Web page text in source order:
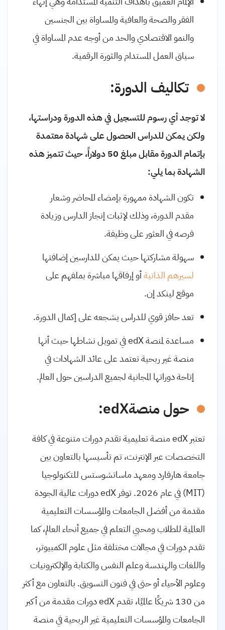
الفقر والصحة والعافية والمساواة بين الجنسين
والنمو الاقتصادي والحد من أوجه عدم المساواة في
سياق العمل المستدام والثورة الرقمية.
تكاليف الدورة:
لا توجد أي رسوم للتسجيل في هذه الدورة ودراستها،
ولكن يمكن للدراس الحصول على شهادة معتمدة
بإتمام الدورة مقابل مبلغ 50 دولاراً، حيث تتميز هذه
الشهادة بما يلي:
تكون الشهادة ممهورة بإمضاء المحاضر وشعار
مقدم الدورة، وذلك لإثبات إنجاز الدارس وزيادة
فرصه في العثور على وظيفة.
سهولة مشاركتها حيث يمكن للدارسين إضافتها
لسيرهم الذاتيةأو إرفاقها مباشرة بملفهم على
موقع لينكدإن.
تعد حافز قوي للدراس يشجعه على إكمال الدورة.
مساعدة لمنصةedXفي تمويل نشاطها حيث أنها
منصة غير ربحية تعتمد على عائد الشهادات في
إتاحة دوراتها المجانية لجميع الدراسين حول العالم.
حول منصةedX
:
تعتبر edXمنصة تعليمية تقدم دورات متنوعة في كافة
التخصصات عبر الإنترنت، تم تأسيسها بالتعاون بين
جامعة هارفارد ومعهد ماساتشوستس للتكنولوجيا
(
MIT) في عام 2026. توفر edXدورات عالية الجودة
مقدمة من أفضل الجامعات والمؤسسات التعليمية
العالمية للطلاب ومحبي التعلم في جميع أنحاء العالم، كما
تقدم دورات في مجالات مختلفة مثل علوم الكمبيوتر،
واللغات والهندسة وعلم النفس والكتابة والإلكترونيات
وعلوم الأحياء أو حتى في فنون التسويق. بالتعاون مع أكثر
من 130 شريكًا عالميًا، تقدم
edXدورات مقدمة من أكبر
الجامعات والمؤسسات التعليمية غير الربحية في منصة